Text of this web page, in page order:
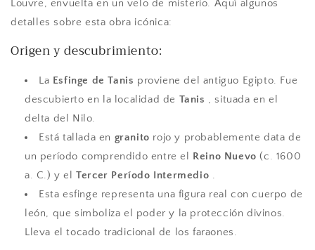
Louvre, envuelta en un velo de misterio. Aquí algunos
detalles sobre esta obra icónica:
Origen y descubrimiento:
La Esfinge de Tanis proviene del antiguo Egipto. Fue
descubierto en la localidad de Tanis , situada en el
delta del Nilo.
Está tallada en granito rojo y probablemente data de
un período comprendido entre el Reino Nuevo (c. 1600
a. C.) y elTercer Período Intermedio .
Esta esfinge representa una figura real con cuerpo de
león, que simboliza el poder y la protección divinos.
Lleva el tocado tradicional de los faraones.